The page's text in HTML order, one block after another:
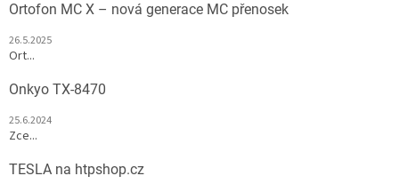
Ortofon MC X – nová generace MC přenosek
26.5.2025
Ort...
Onkyo TX-8470
25.6.2024
Zce...
TESLA na htpshop.cz